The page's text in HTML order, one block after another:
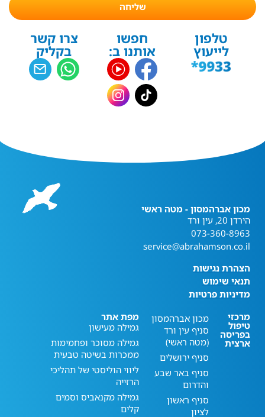
שליחה
טלפון
לייעוץ
חפשו
אותנו ב:
צרו קשר
בקליק
מכון אברהמסון - מטה ראשי
הירדן 20, עין ורד
073-360-8963
service@abrahamson.co.il
הצהרת נגישות
תנאי שימוש
מדיניות פרטיות
מרכזי
טיפול
בפריסה
ארצית
מכון אברהמסון
סניף עין ורד
(מטה ראשי)
סניף ירושלים
סניף באר שבע
והדרום
סניף ראשון
לציון
מפת אתר
גמילה מעישון
גמילה מסוכר ופחמימות
ממכרות בשיטה טבעית
ליווי הוליסטי של תהליכי
הרזייה
גמילה מקנאביס וסמים
קלים